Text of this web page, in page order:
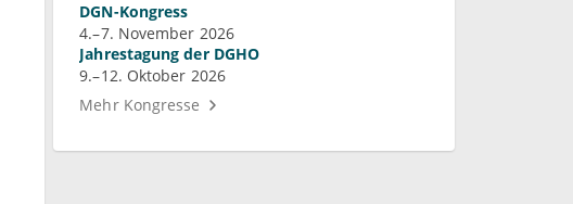
DGN-Kongress
4.–7. November 2026
Jahrestagung der DGHO
9.–12. Oktober 2026
Mehr Kongresse